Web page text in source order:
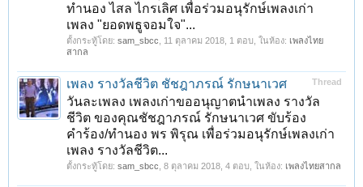
ทำนอง ไสล ไกรเลิศ เพื่อร่วมอนุรักษ์เพลงเก่า
เพลง "ยอดพธูจอมใจ"...
ตั้งกระทู้โดย: sam_sbcc 11 ตุลาคม 2018 , 1 ตอบ, ในห้อง: เพลงไทย
สากล
Thread
เพลง รางวัลชีวิต ชัชฎาภรณ์ รักษนาเวศ
วันละเพลง เพลงเก่าขออนุญาตนำเพลง รางวัล
ชีวิต ของคุณชัชฎาภรณ์ รักษนาเวศ ขับร้อง
คำร้อง/ทำนอง พร พิรุณ เพื่อร่วมอนุรักษ์เพลงเก่า
เพลง รางวัลชีวิต...
ตั้งกระทู้โดย: sam_sbcc 8 ตุลาคม 2018 , 4 ตอบ, ในห้อง: เพลงไทยสากล